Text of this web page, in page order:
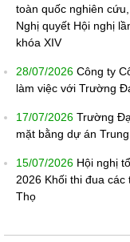
toàn quốc nghiên
Nghị quyết Hội nghị
khóa XIV
28/07/2026 Công ty
làm việc với Trường
17/07/2026 Trường
mặt bằng dự án
15/07/2026 Hội nghị
2026 Khối thi đua
Thọ